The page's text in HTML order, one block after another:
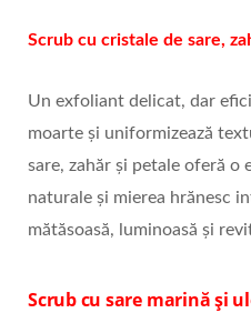
Scrub cu cristale de sare,
Un exfoliant delicat, dar
moarte și uniformizează
sare, zahăr și petale oferă
naturale și mierea hrănesc
mătăsoasă, luminoasă și
Scrub cu sare marină și